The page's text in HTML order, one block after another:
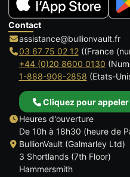
Contact
assistance@bullionvault.fr
03 67 75 02 12((France
+44 (0)20 8600 0130
1-888-908-2858 (Etats-
Cliquez pour appeler
Heures d'ouverture
De 10h à 18h30 (heure de
BullionVault (Galmarley Ltd)
3 Shortlands (7th Floor)
Hammersmith